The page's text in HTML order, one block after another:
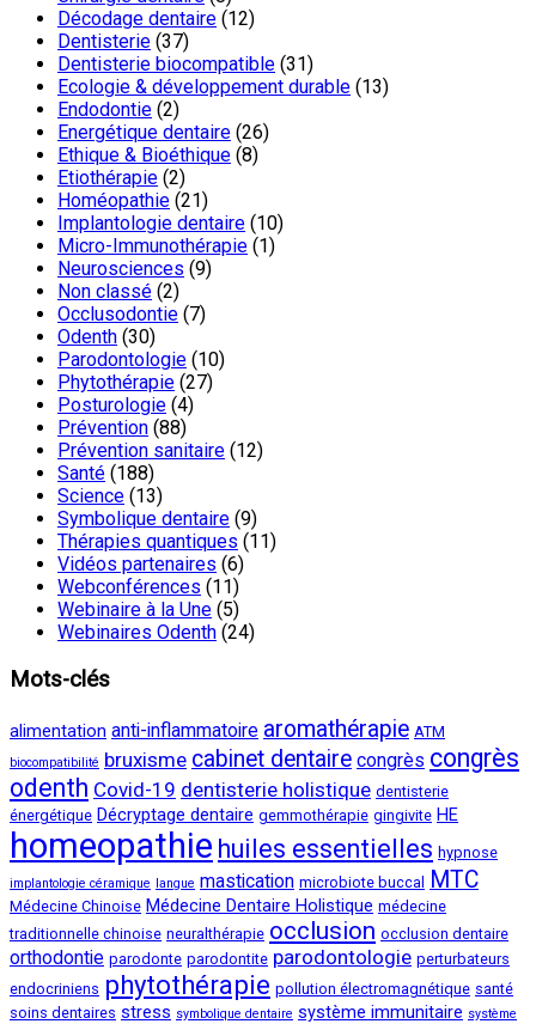
Décodage dentaire (12)
Dentisterie (37)
Dentisterie biocompatible (31)
Ecologie & développement durable (13)
Endodontie (2)
Energétique dentaire (26)
Ethique & Bioéthique (8)
Etiothérapie (2)
Homéopathie (21)
Implantologie dentaire (10)
Micro-Immunothérapie (1)
Neurosciences (9)
Non classé (2)
Occlusodontie (7)
Odenth (30)
Parodontologie (10)
Phytothérapie (27)
Posturologie (4)
Prévention (88)
Prévention sanitaire (12)
Santé (188)
Science (13)
Symbolique dentaire (9)
Thérapies quantiques (11)
Vidéos partenaires (6)
Webconférences (11)
Webinaire à la Une (5)
Webinaires Odenth (24)
Mots-clés
alimentation anti-inflammatoire aromathérapie ATM
biocompatibilité bruxisme cabinet dentaire congrès congrès
odenth Covid-19 dentisterie holistique dentisterie
énergétique Décryptage dentaire gemmothérapie gingivite HE
homeopathie huiles essentielles hypnose
implantologie céramique langue mastication microbiote buccal MTC
Médecine Chinoise Médecine Dentaire Holistique médecine
traditionnelle chinoise neuralthérapie occlusion occlusion dentaire
orthodontie parodonte parodontite parodontologie perturbateurs
endocriniens phytothérapie pollution électromagnétique santé
soins dentaires stress symbolique dentaire système immunitaire système